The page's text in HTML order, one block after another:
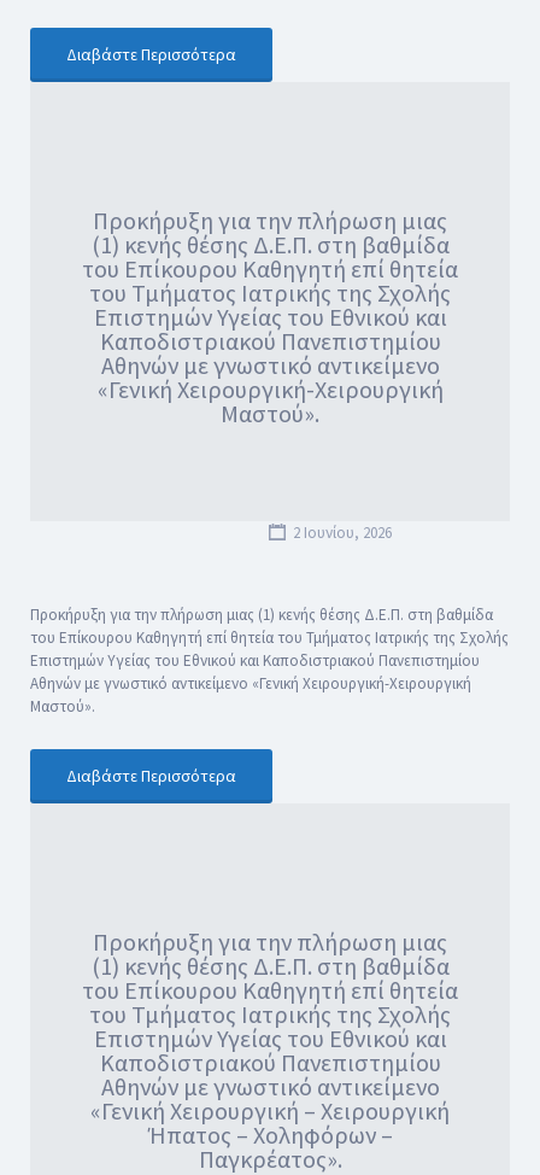
Διαβάστε Περισσότερα
Προκήρυξη για την πλήρωση μιας
(1) κενής θέσης Δ.Ε.Π. στη βαθμίδα
του Επίκουρου Καθηγητή επί θητεία
του Τμήματος Ιατρικής της Σχολής
Επιστημών Υγείας του Εθνικού και
Καποδιστριακού Πανεπιστημίου
Αθηνών με γνωστικό αντικείμενο
«Γενική Χειρουργική-Χειρουργική
Μαστού».
2 Ιουνίου, 2026
Προκήρυξη για την πλήρωση μιας (1) κενής θέσης Δ.Ε.Π. στη βαθμίδα
του Επίκουρου Καθηγητή επί θητεία του Τμήματος Ιατρικής της Σχολής
Επιστημών Υγείας του Εθνικού και Καποδιστριακού Πανεπιστημίου
Αθηνών με γνωστικό αντικείμενο «Γενική Χειρουργική-Χειρουργική
Μαστού».
Διαβάστε Περισσότερα
Προκήρυξη για την πλήρωση μιας
(1) κενής θέσης Δ.Ε.Π. στη βαθμίδα
του Επίκουρου Καθηγητή επί θητεία
του Τμήματος Ιατρικής της Σχολής
Επιστημών Υγείας του Εθνικού και
Καποδιστριακού Πανεπιστημίου
Αθηνών με γνωστικό αντικείμενο
«Γενική Χειρουργική – Χειρουργική
Ήπατος – Χοληφόρων –
Παγκρέατος».